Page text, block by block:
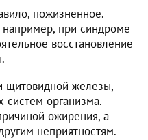
пожизненное.
при синдроме
восстановление
щитовидной железы,
систем организма.
ожирения, а
неприятностям.